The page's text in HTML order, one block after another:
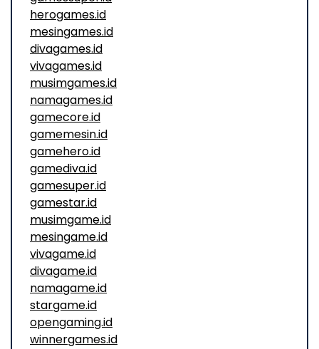
herogames.id
mesingames.id
divagames.id
vivagames.id
musimgames.id
namagames.id
gamecore.id
gamemesin.id
gamehero.id
gamediva.id
gamesuper.id
gamestar.id
musimgame.id
mesingame.id
vivagame.id
divagame.id
namagame.id
stargame.id
opengaming.id
winnergames.id